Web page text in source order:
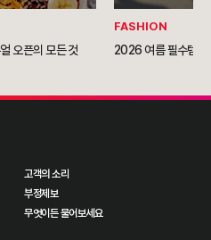
오픈의 모든 것
FASHION
2026 여름 필수템이
고객의 소리
부정제보
무엇이든 물어보세요